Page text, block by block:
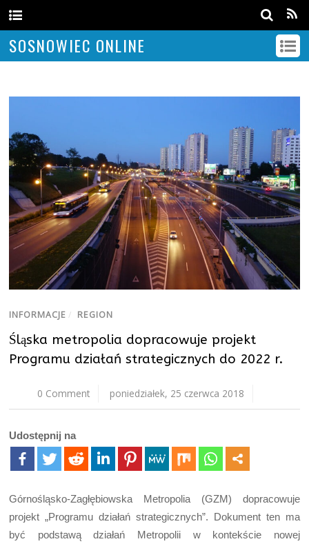
SOSNOWIEC ONLINE
INFORMACJE / REGION
Śląska metropolia dopracowuje projekt
Programu działań strategicznych do 2022 r.
0 Comment poniedziałek, 25 czerwca 2018
Udostępnij na
Górnośląsko-Zagłębiowska Metropolia (GZM) dopracowuje
projekt „Programu działań strategicznych”. Dokument ten ma
być podstawą działań Metropolii w kontekście nowej